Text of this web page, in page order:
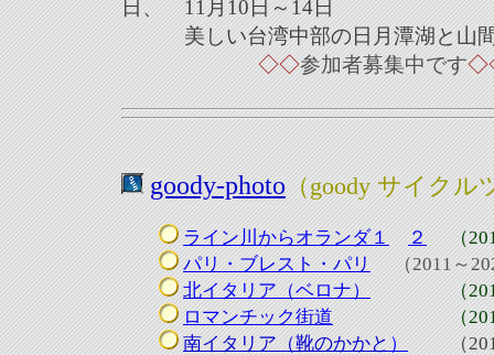
日、 11月10日～14日
美しい台湾中部の日月潭湖と山間
◇◇参加者募集中です◇
goody-photo （goody サイクル
ライン川からオランダ１ ２
（
パリ・ブレスト・パリ
（2011～
北イタリア（ベロナ）
（2018
ロマンチック街道
（
南イタリア（靴のかかと ）
（